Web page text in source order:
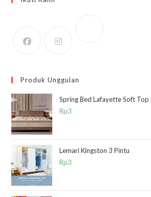
Produk Unggulan
Spring Bed Lafayette Soft Top
Rp3
Lemari Kingston 3 Pintu
Rp3